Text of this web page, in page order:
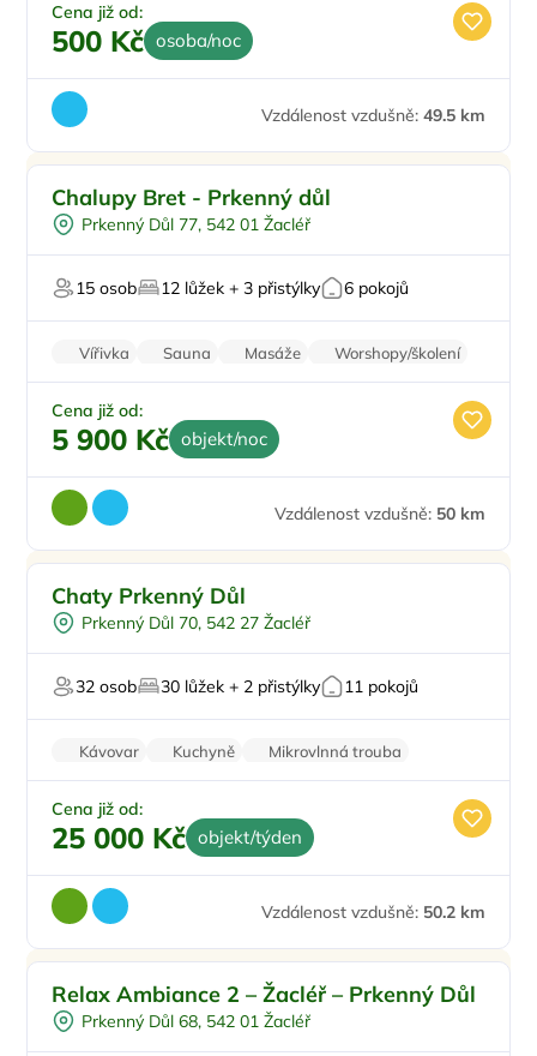
Cena již od:
500 Kč osoba/noc
Vzdálenost vzdušně: 49.5 km
Venkovní bazén
Pro skupiny
Plná penze
Chalupy Bret - Prkenný důl
Prkenný Důl 77, 542 01 Žacléř
15 osob 12 lůžek + 3 přistýlky 6 pokojů
Vířivka Sauna Masáže
Worshopy/školení
Firemní akce/teambuilding
Cena již od:
5 900 Kč objekt/noc
Vzdálenost vzdušně: 50 km
Vířivka
Sauna
U sjezdovky
Chaty Prkenný Důl
Prkenný Důl 70, 542 27 Žacléř
32 osob 30 lůžek + 2 přistýlky 11 pokojů
Kávovar Kuchyně
Mikrovlnná trouba
Rodinné pokoje
Stolní hry
Cena již od:
25 000 Kč objekt/týden
Vzdálenost vzdušně: 50.2 km
Relax Ambiance 2 – Žacléř – Prkenný Důl
Prkenný Důl 68, 542 01 Žacléř